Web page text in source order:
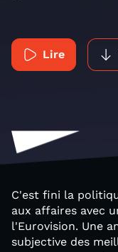
Lire
C'est fini la
aux affaires avec
l'Eurovision. Une
subjective des